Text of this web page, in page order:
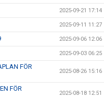
2025-09-21 17:14
2025-09-11 11:27
2025-09-06 12:06
2025-09-03 06:25
FÖR
2025-08-26 15:16
FÖR
2025-08-18 12:51